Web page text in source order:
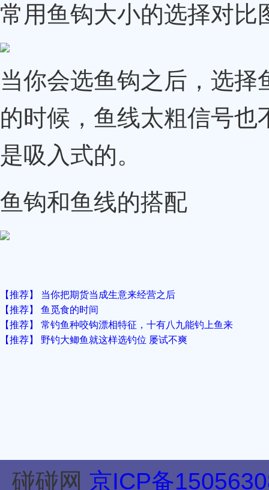
常用鱼钩大小的选择对比
当你会选鱼钩之后，选
的时候，鱼线太粗信号
是吸入式的。
鱼钩和鱼线的搭配
【推荐】 当你把期货当成生意来经营之后
【推荐】 鱼觅食的时间
【推荐】 常钓鱼种咬钩漂相特征，十有八九能钓上鱼来
【推荐】 野钓大鲫鱼就这样选钓位 屡试不爽
碰碰网 京ICP备